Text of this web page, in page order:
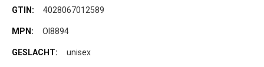
Meer
4028067012589
Ol8894
unisex